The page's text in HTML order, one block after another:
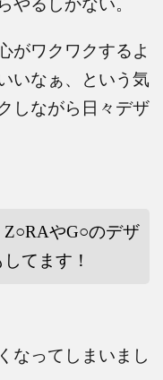
やるしかない。
がワクワクするよ
いなぁ、という気
しながら日々デザ
Z○RAやG○のデザ
てます！
なってしまいまし